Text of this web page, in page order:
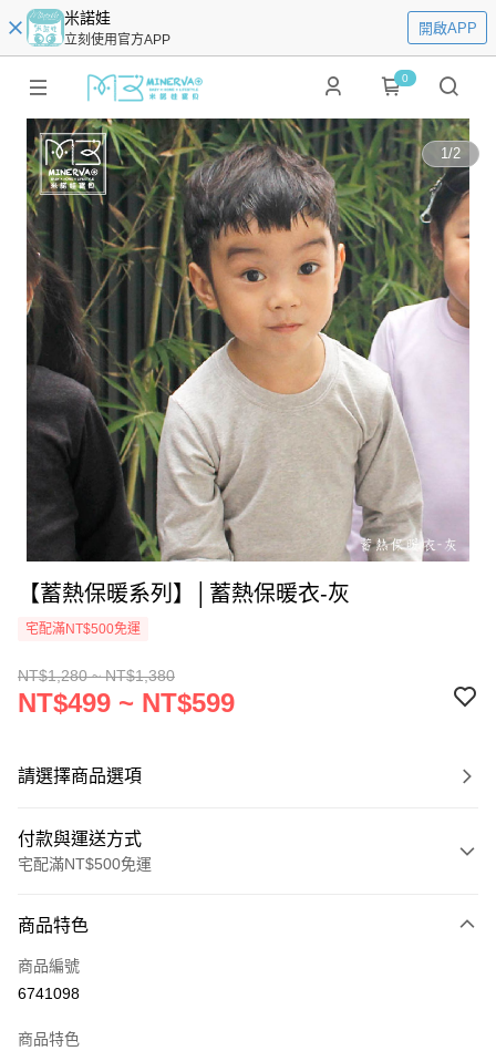
米諾娃
立刻使用官方APP
開啟APP
0
1/2
【蓄熱保暖系列】│蓄熱保暖衣-灰
宅配滿NT$500免運
NT$1,280 ~ NT$1,380
NT$499 ~ NT$599
請選擇商品選項
付款與運送方式
宅配滿NT$500免運
信用卡一次付款
LINE Pay
商品特色
商品編號
6741098
商品特色